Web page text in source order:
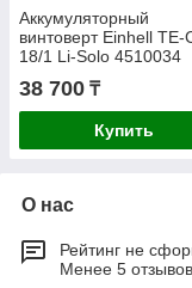
Аккумуляторный
винтоверт Einhell TE-
18/1 Li-Solo 4510034
38 700 ₸
Купить
О нас
Рейтинг не
Менее 5